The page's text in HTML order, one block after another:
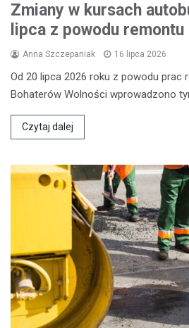
Zmiany w kursach
lipca z powodu
Anna Szczepaniak 16 lipca 2026
Od 20 lipca 2026 roku z powodu prac
Bohaterów Wolności wprowadzono
Czytaj dalej